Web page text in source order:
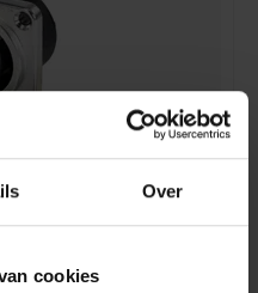
Over
cookies